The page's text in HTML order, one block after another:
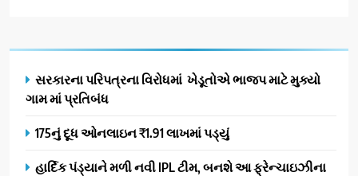
સરકારના પરિપત્રના વિરોધમાં ખેડૂતોએ ભાજપ માટે મુક્યો
ગામ માં પ્રતિબંધ
175નું દૂધ ઓનલાઇન ₹1.91 લાખમાં પડ્યું
હાર્દિક પંડ્યાને મળી નવી IPL ટીમ, બનશે આ ફ્રેન્ચાઇઝીના